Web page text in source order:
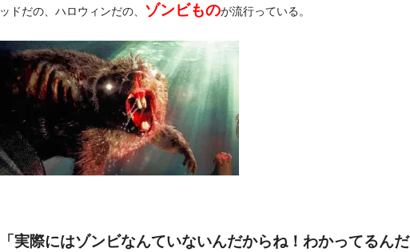
ッドだの、ハロウィンだの、 ゾンビものが流行っている。
「実際にはゾンビなんていないんだからね！わかってるんだ